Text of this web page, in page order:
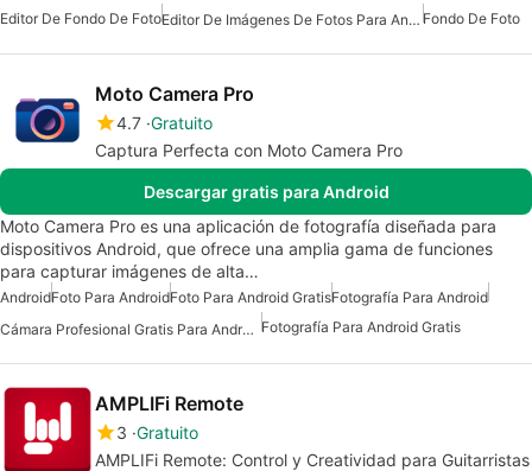
Editor De Fondo De Foto
Editor De Imágenes De Fotos Para Android Fondo De Foto
Moto Camera Pro
4.7 Gratuito
Captura Perfecta con Moto Camera Pro
Descargar gratis para Android
Moto Camera Pro es una aplicación de fotografía diseñada para
dispositivos Android, que ofrece una amplia gama de funciones
para capturar imágenes de alta…
AndroidFoto Para AndroidFoto Para Android GratisFotografía Para Android
Cámara Profesional Gratis Para Android Fotografía Para Android Gratis
AMPLIFi Remote
3 Gratuito
AMPLIFi Remote: Control y Creatividad para Guitarristas